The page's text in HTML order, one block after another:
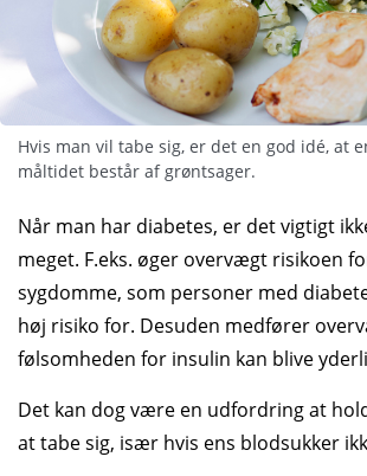
Hvis man vil tabe sig, er det en god idé, at
måltidet består af grøntsager.
Når man har diabetes, er det vigtigt
meget. F.eks. øger overvægt risikoen
sygdomme, som personer med
høj risiko for. Desuden medfører
følsomheden for insulin kan blive
Det kan dog være en udfordring at
at tabe sig, især hvis ens blodsukker